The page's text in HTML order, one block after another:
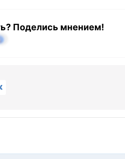
Поделись мнением!